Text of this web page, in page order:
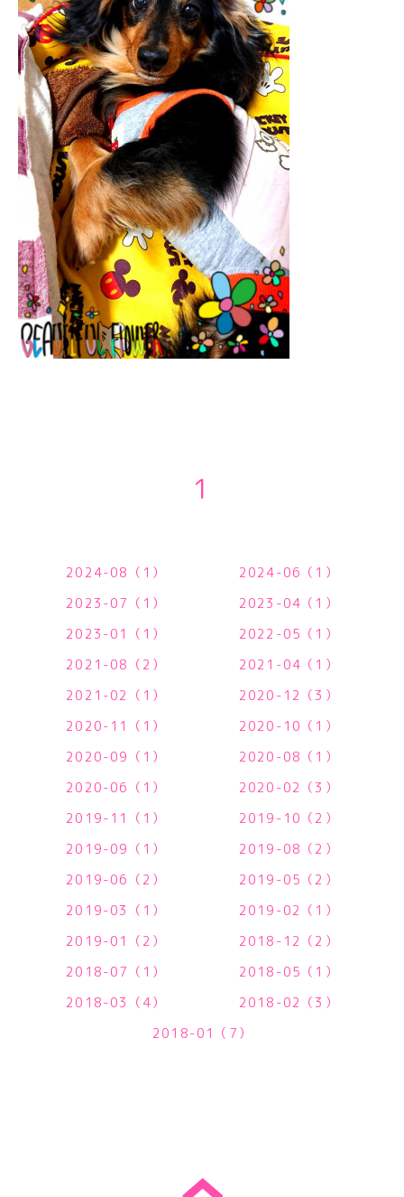
1
2024-08（1）
2024-06（1）
2023-07（1）
2023-04（1）
2023-01（1）
2022-05（1）
2021-08（2）
2021-04（1）
2021-02（1）
2020-12（3）
2020-11（1）
2020-10（1）
2020-09（1）
2020-08（1）
2020-06（1）
2020-02（3）
2019-11（1）
2019-10（2）
2019-09（1）
2019-08（2）
2019-06（2）
2019-05（2）
2019-03（1）
2019-02（1）
2019-01（2）
2018-12（2）
2018-07（1）
2018-05（1）
2018-03（4）
2018-02（3）
2018-01（7）